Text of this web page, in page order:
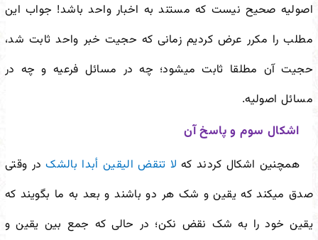
اصولیه صحیح نیست که مستند به اخبار واحد باشد! جواب این
مطلب را مکرر عرض کردیم زمانی که حجیت خبر واحد ثابت شد،
حجیت آن مطلقا ثابت میشود؛ چه در مسائل فرعیه و چه در
مسائل اصولیه.
اشکال سوم و پاسخ آن
همچنین اشکال کردند که لا تنقض الیقین أبدا بالشکدر وقتی
صدق میکند که یقین و شک هر دو باشند و بعد به ما بگویند که
یقین خود را به شک نقض نکن؛ در حالی که جمع بین یقین و